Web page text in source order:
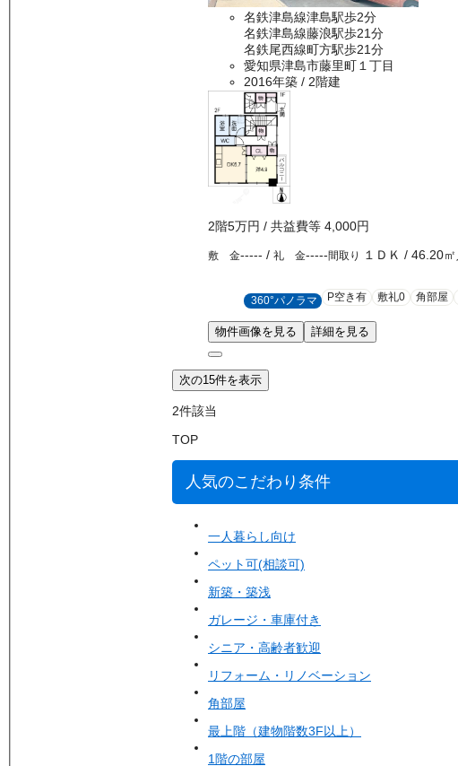
名鉄津島線津島駅歩2分
名鉄津島線藤浪駅歩21分
名鉄尾西線町方駅歩21分
愛知県津島市藤里町１丁目
2016年築 / 2階建
2階5万円 / 共益費等 4,000円
敷 金----- / 礼 金-----間取り １ＤＫ / 46.20㎡
360°パノラマ P空き有 敷礼0 角部屋
物件画像を見る 詳細を見る
次の15件を表示
2件該当
TOP
人気のこだわり条件
一人暮らし向け
ペット可(相談可)
新築・築浅
ガレージ・車庫付き
シニア・高齢者歓迎
リフォーム・リノベーション
角部屋
最上階（建物階数3F以上）
1階の部屋